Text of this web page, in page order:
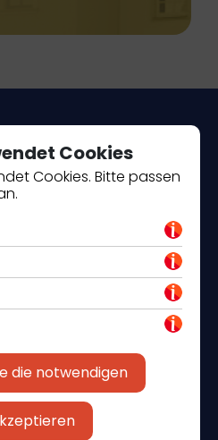
Cookies
Cookies. Bitte passen
die notwendigen